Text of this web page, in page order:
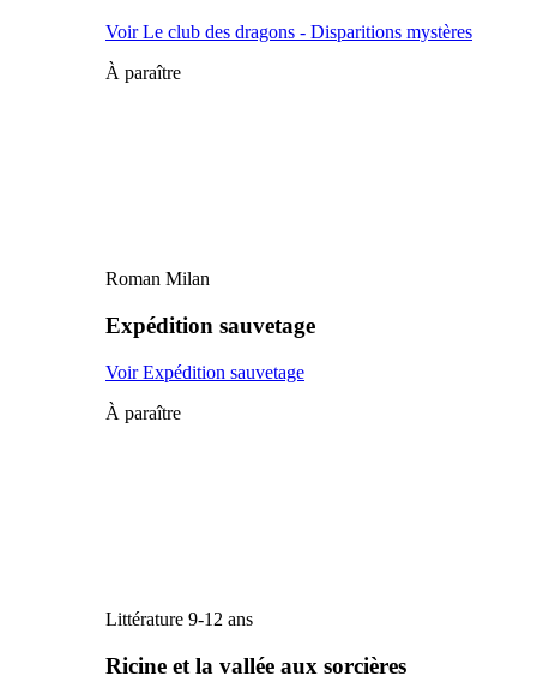
Voir Le club des dragons - Disparitions mystères
À paraître
Roman Milan
Expédition sauvetage
Voir Expédition sauvetage
À paraître
Littérature 9-12 ans
Ricine et la vallée aux sorcières